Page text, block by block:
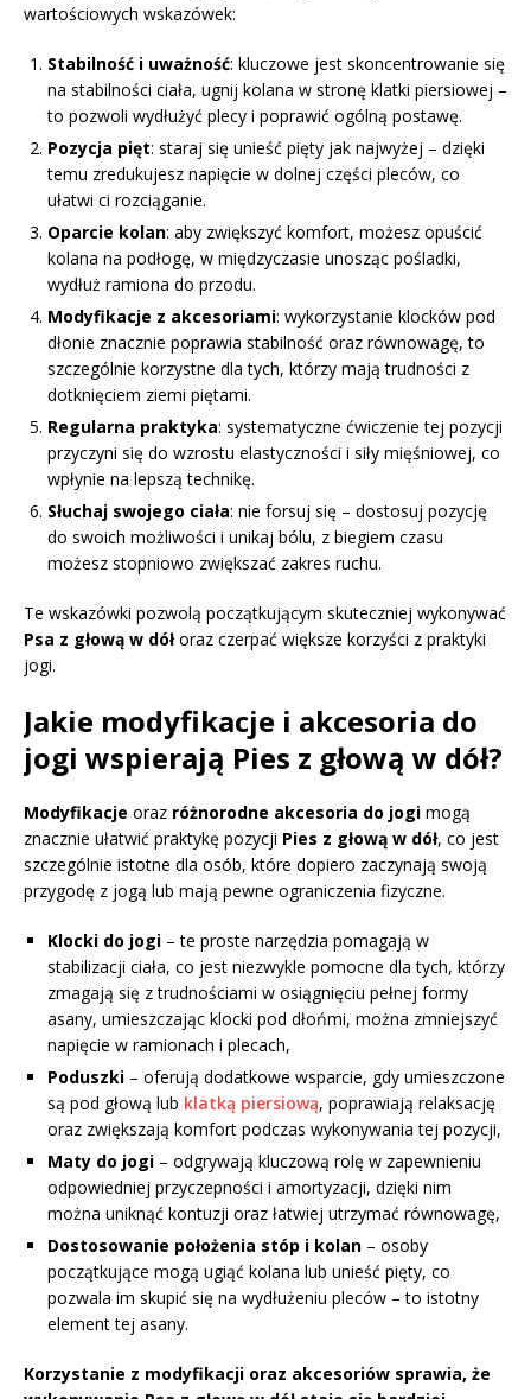
wartościowych wskazówek:
Stabilność i uważność: kluczowe jest skoncentrowanie się
na stabilności ciała, ugnij kolana w stronę klatki piersiowej –
to pozwoli wydłużyć plecy i poprawić ogólną postawę.
Pozycja pięt: staraj się unieść pięty jak najwyżej – dzięki
temu zredukujesz napięcie w dolnej części pleców, co
ułatwi ci rozciąganie.
Oparcie kolan: aby zwiększyć komfort, możesz opuścić
kolana na podłogę, w międzyczasie unosząc pośladki,
wydłuż ramiona do przodu.
Modyfikacje z akcesoriami: wykorzystanie klocków pod
dłonie znacznie poprawia stabilność oraz równowagę, to
szczególnie korzystne dla tych, którzy mają trudności z
dotknięciem ziemi piętami.
Regularna praktyka: systematyczne ćwiczenie tej pozycji
przyczyni się do wzrostu elastyczności i siły mięśniowej, co
wpłynie na lepszą technikę.
Słuchaj swojego ciała: nie forsuj się – dostosuj pozycję
do swoich możliwości i unikaj bólu, z biegiem czasu
możesz stopniowo zwiększać zakres ruchu.
Te wskazówki pozwolą początkującym skuteczniej wykonywać
Psa z głową w dółoraz czerpać większe korzyści z praktyki
jogi.
Jakie modyfikacje i akcesoria do
jogi wspierają Pies z głową w dół?
Modyfikacje oraz różnorodne akcesoria do jogi mogą
znacznie ułatwić praktykę pozycji Pies z głową w dół, co jest
szczególnie istotne dla osób, które dopiero zaczynają swoją
przygodę z jogą lub mają pewne ograniczenia fizyczne.
Klocki do jogi – te proste narzędzia pomagają w
stabilizacji ciała, co jest niezwykle pomocne dla tych, którzy
zmagają się z trudnościami w osiągnięciu pełnej formy
asany, umieszczając klocki pod dłońmi, można zmniejszyć
napięcie w ramionach i plecach,
Poduszki – oferują dodatkowe wsparcie, gdy umieszczone
są pod głową lub klatką piersiową, poprawiają relaksację
oraz zwiększają komfort podczas wykonywania tej pozycji,
Maty do jogi – odgrywają kluczową rolę w zapewnieniu
odpowiedniej przyczepności i amortyzacji, dzięki nim
można uniknąć kontuzji oraz łatwiej utrzymać równowagę,
Dostosowanie położenia stóp i kolan – osoby
początkujące mogą ugiąć kolana lub unieść pięty, co
pozwala im skupić się na wydłużeniu pleców – to istotny
element tej asany.
Korzystanie z modyfikacji oraz akcesoriów sprawia, że